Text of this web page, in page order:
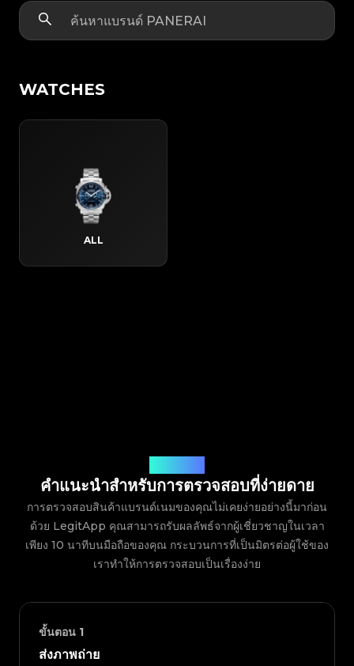
WATCHES
ALL
คำแนะนำสำหรับการตรวจสอบที่ง่ายดาย
การตรวจสอบสินค้าแบรนด์เนมของคุณไม่เคยง่ายอย่างนี้มาก่อน
ด้วย LegitApp คุณสามารถรับผลลัพธ์จากผู้เชี่ยวชาญในเวลา
เพียง 10 นาทีบนมือถือของคุณ กระบวนการที่เป็นมิตรต่อผู้ใช้ของ
เราทำให้การตรวจสอบเป็นเรื่องง่าย
ขั้นตอน 1
ส่งภาพถ่าย